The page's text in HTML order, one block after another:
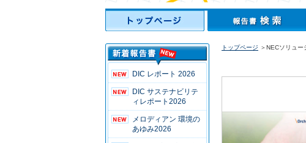
DIC レポート 2026
DIC サステナビリテ
ィレポート2026
メロディアン 環境の
あゆみ2026
トップページ ＞NECソリュ